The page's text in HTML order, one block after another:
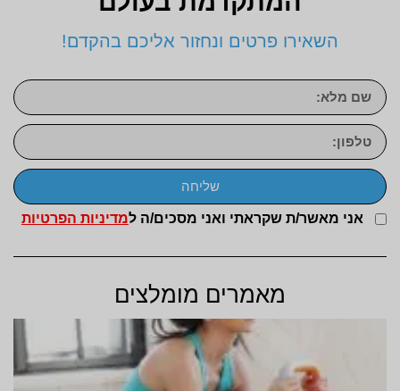
השאירו פרטים ונחזור אליכם בהקדם!
אני מאשר/ת שקראתי ואני מסכים/ה למדיניות הפרטיות
שליחה
מאמרים מומלצים